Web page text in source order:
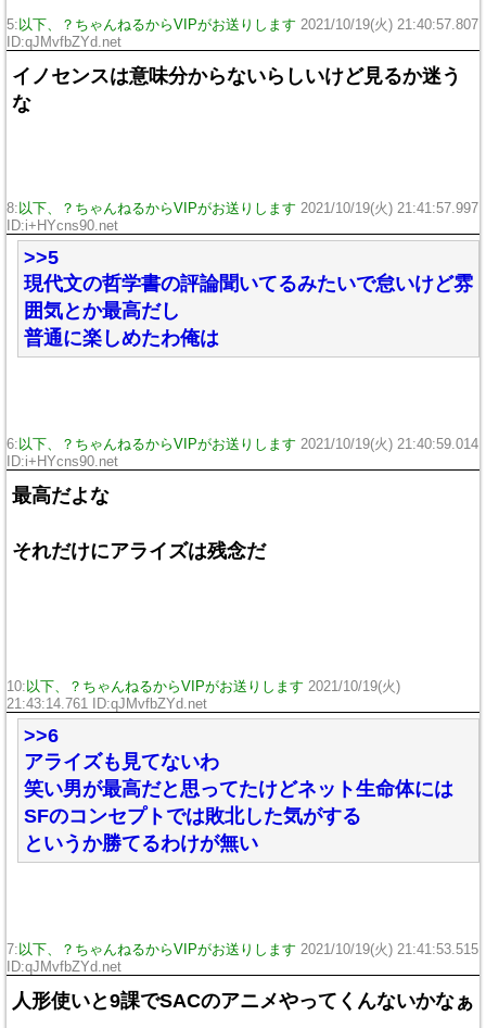
5: 以下、？ちゃんねるからVIPがお送りします 2021/10/19(火) 21:40:57.807
ID:qJMvfbZYd.net
イノセンスは意味分からないらしいけど見るか迷う
な
8: 以下、？ちゃんねるからVIPがお送りします 2021/10/19(火) 21:41:57.997
ID:i+HYcns90.net
>>5
現代文の哲学書の評論聞いてるみたいで怠いけど雰
囲気とか最高だし
普通に楽しめたわ俺は
6: 以下、？ちゃんねるからVIPがお送りします 2021/10/19(火) 21:40:59.014
ID:i+HYcns90.net
最高だよな
それだけにアライズは残念だ
10: 以下、？ちゃんねるからVIPがお送りします 2021/10/19(火)
21:43:14.761 ID:qJMvfbZYd.net
>>6
アライズも見てないわ
笑い男が最高だと思ってたけどネット生命体には
SFのコンセプトでは敗北した気がする
というか勝てるわけが無い
7: 以下、？ちゃんねるからVIPがお送りします 2021/10/19(火) 21:41:53.515
ID:qJMvfbZYd.net
人形使いと9課でSACのアニメやってくんないかなぁ